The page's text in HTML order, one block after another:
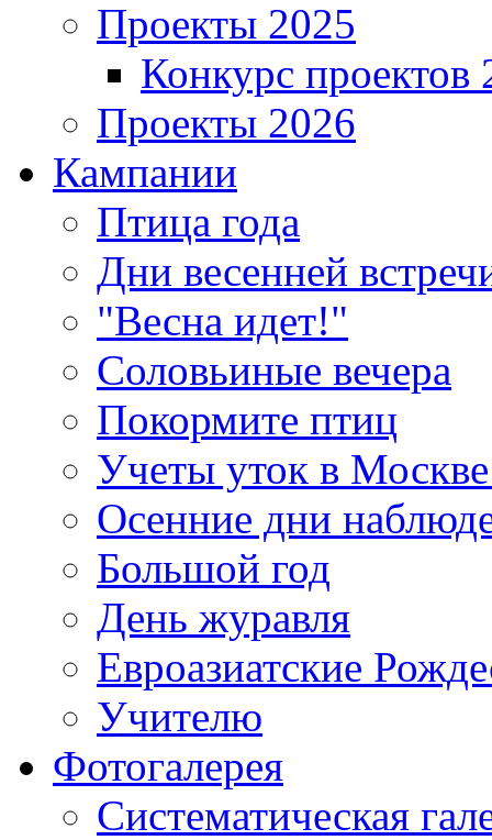
Проекты 2025
Конкурс проектов
Проекты 2026
Кампании
Птица года
Дни весенней
"Весна идет!"
Соловьиные вечера
Покормите птиц
Учеты уток в
Осенние дни
Большой год
День журавля
Евроазиатские
Учителю
Фотогалерея
Систематическая